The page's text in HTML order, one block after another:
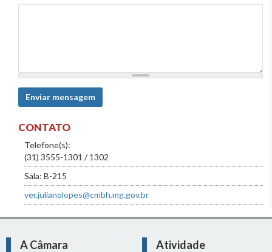
Enviar mensagem
CONTATO
Telefone(s):
(31) 3555-1301 / 1302
Sala: B-215
ver.julianolopes@cmbh.mg.gov.br
A Câmara
Atividade